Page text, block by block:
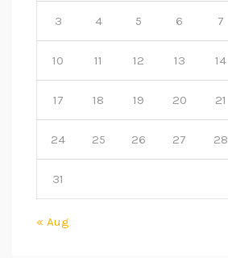
3 4 5 6 7
10 11 12 13 14
17 18 19 20 21
24 25 26 27 28
31
« Aug